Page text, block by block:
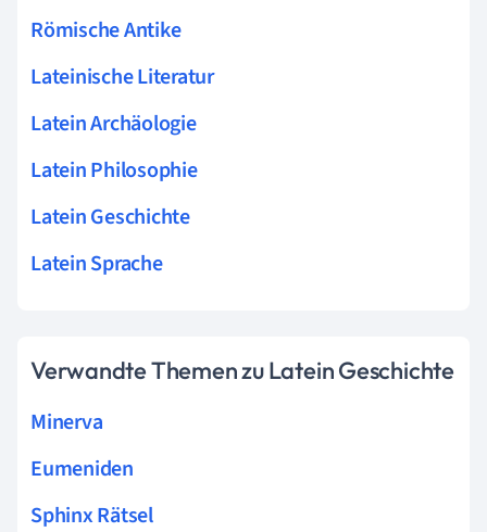
Römische Antike
Lateinische Literatur
Latein Archäologie
Latein Philosophie
Latein Geschichte
Latein Sprache
Verwandte Themen zu Latein Geschichte
Minerva
Eumeniden
Sphinx Rätsel